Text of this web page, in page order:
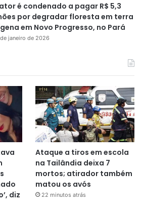
é condenado a pagar R$ 5,3
por degradar floresta em terra
em Novo Progresso, no Pará
janeiro de 2026
diz
Ataque a tiros em escola
na Tailândia deixa 7
mortos; atirador também
matou os avós
22 minutos atrás